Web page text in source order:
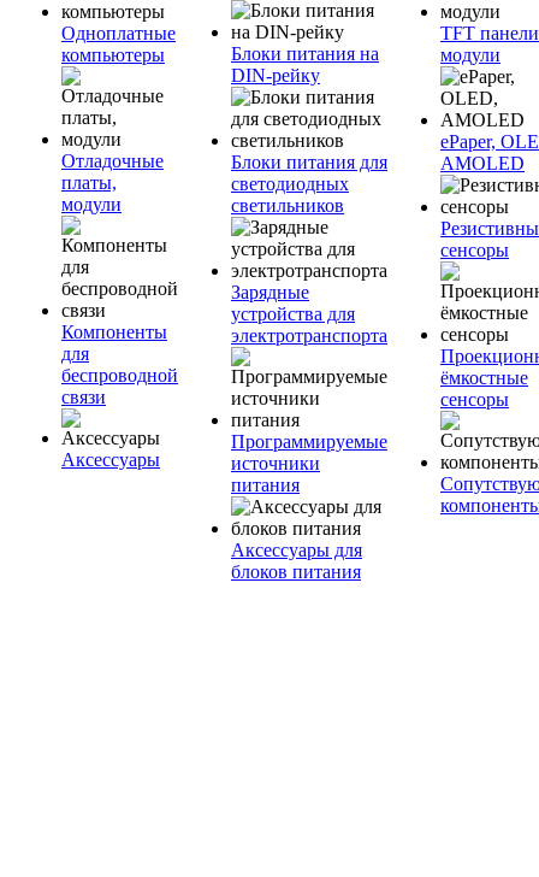
Одноплатные
компьютеры
Отладочные
платы,
модули
Компоненты
для
беспроводной
связи
Аксессуары
Блоки питания на
DIN-рейку
Блоки питания для
светодиодных
светильников
Зарядные
устройства для
электротранспорта
Программируемые
источники
питания
Аксессуары для
блоков питания
TFT
модули
ePaper,
AMOLED
сенсоры
ёмкостные
сенсоры